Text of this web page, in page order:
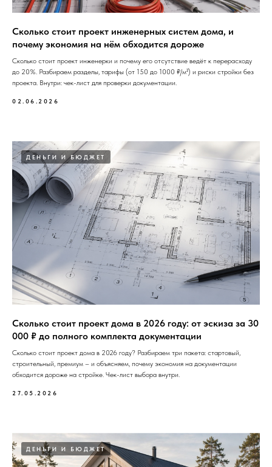
Сколько стоит проект инженерных систем дома, и
почему экономия на нём обходится дороже
Сколько стоит проект инженерки и почему его отсутствие ведёт к перерасходу
до 20%. Разбираем разделы, тарифы (от 150 до 1000 ₽/м²) и риски стройки без
проекта. Внутри: чек-лист для проверки документации.
02.06.2026
ДЕНЬГИ И БЮДЖЕТ
Сколько стоит проект дома в 2026 году: от эскиза за 30
000 ₽ до полного комплекта документации
Сколько стоит проект дома в 2026 году? Разбираем три пакета: стартовый,
строительный, премиум – и объясняем, почему экономия на документации
обходится дороже на стройке. Чек-лист выбора внутри.
27.05.2026
ДЕНЬГИ И БЮДЖЕТ